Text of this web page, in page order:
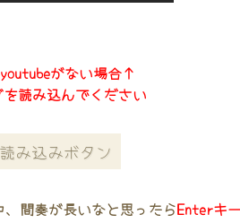
がない場合↑
読み込んでください
み込みボタン
、間奏が長いなと思ったらEnterキ